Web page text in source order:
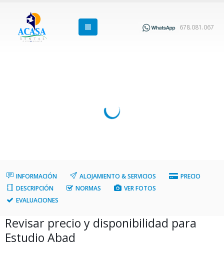
678.081.067
INFORMACIÓN ALOJAMIENTO & SERVICIOS
PRECIO
DESCRIPCIÓN
NORMAS
VER FOTOS
EVALUACIONES
Revisar precio y disponibilidad para
Estudio Abad